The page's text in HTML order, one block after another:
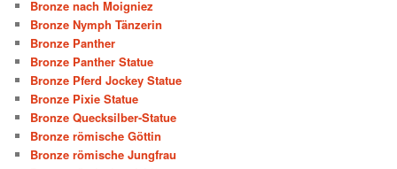
Bronze nach Moigniez
Bronze Nymph Tänzerin
Bronze Panther
Bronze Panther Statue
Bronze Pferd Jockey Statue
Bronze Pixie Statue
Bronze Quecksilber-Statue
Bronze römische Göttin
Bronze römische Jungfrau